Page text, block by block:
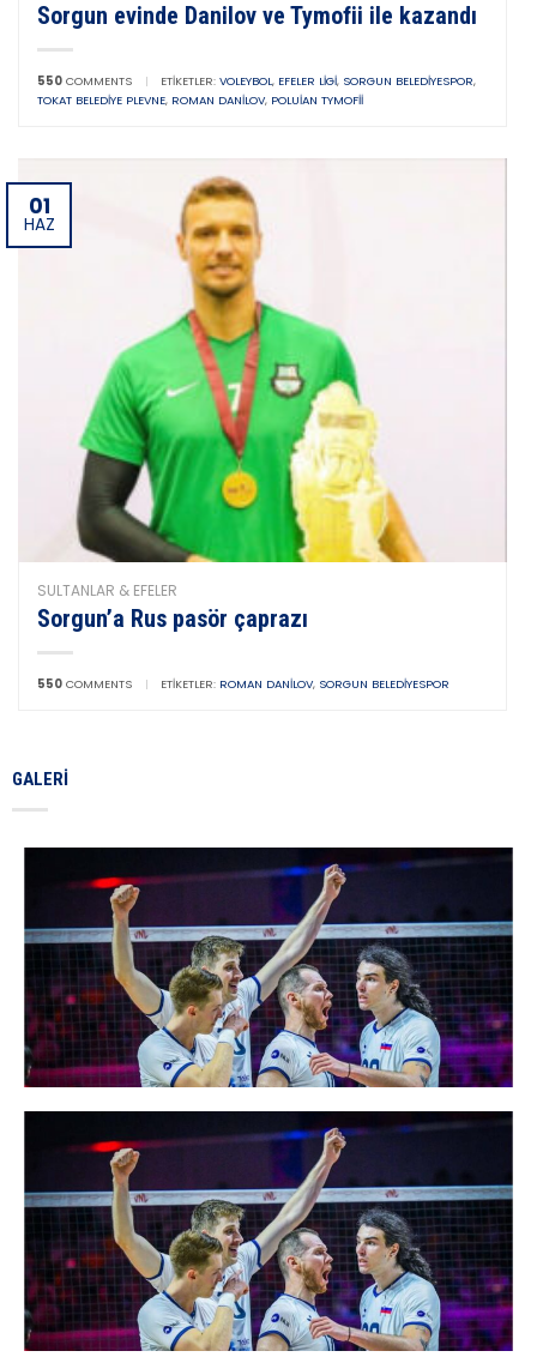
Sorgun evinde Danilov ve Tymofii ile kazandı
550 COMMENTS | ETIKETLER: VOLEYBOL, EFELER LIGI, SORGUN BELEDIYESPOR,
TOKAT BELEDIYE PLEVNE, ROMAN DANILOV, POLUIAN TYMOFII
01
HAZ
SULTANLAR & EFELER
Sorgun’a Rus pasör çaprazı
550 COMMENTS | ETIKETLER: ROMAN DANILOV, SORGUN BELEDIYESPOR
GALERI